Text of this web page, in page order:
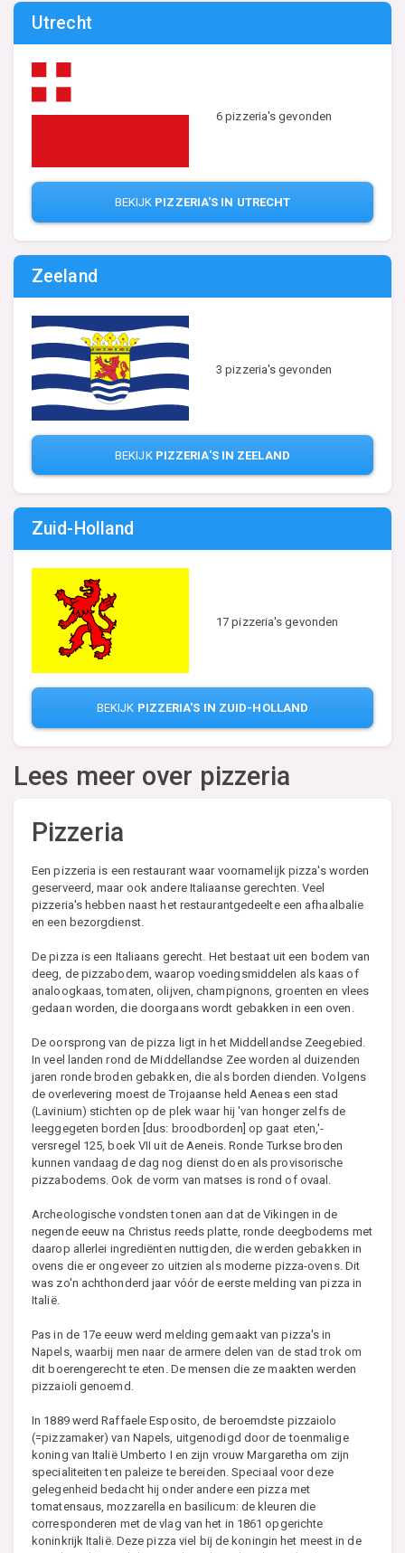
Utrecht
6 pizzeria's gevonden
BEKIJK PIZZERIA'S IN UTRECHT
Zeeland
3 pizzeria's gevonden
BEKIJK PIZZERIA'S IN ZEELAND
Zuid-Holland
17 pizzeria's gevonden
BEKIJK PIZZERIA'S IN ZUID-HOLLAND
Lees meer over pizzeria
Pizzeria
Een pizzeria is een restaurant waar voornamelijk pizza's worden
geserveerd, maar ook andere Italiaanse gerechten. Veel
pizzeria's hebben naast het restaurantgedeelte een afhaalbalie
en een bezorgdienst.
De pizza is een Italiaans gerecht. Het bestaat uit een bodem van
deeg, de pizzabodem, waarop voedingsmiddelen als kaas of
analoogkaas, tomaten, olijven, champignons, groenten en vlees
gedaan worden, die doorgaans wordt gebakken in een oven.
De oorsprong van de pizza ligt in het Middellandse Zeegebied.
In veel landen rond de Middellandse Zee worden al duizenden
jaren ronde broden gebakken, die als borden dienden. Volgens
de overlevering moest de Trojaanse held Aeneas een stad
(Lavinium) stichten op de plek waar hij 'van honger zelfs de
leeggegeten borden [dus: broodborden] op gaat eten,'-
versregel 125, boek VII uit de Aeneis. Ronde Turkse broden
kunnen vandaag de dag nog dienst doen als provisorische
pizzabodems. Ook de vorm van matses is rond of ovaal.
Archeologische vondsten tonen aan dat de Vikingen in de
negende eeuw na Christus reeds platte, ronde deegbodems met
daarop allerlei ingrediënten nuttigden, die werden gebakken in
ovens die er ongeveer zo uitzien als moderne pizza-ovens. Dit
was zo'n achthonderd jaar vóór de eerste melding van pizza in
Italië.
Pas in de 17e eeuw werd melding gemaakt van pizza's in
Napels, waarbij men naar de armere delen van de stad trok om
dit boerengerecht te eten. De mensen die ze maakten werden
pizzaioli genoemd.
In 1889 werd Raffaele Esposito, de beroemdste pizzaiolo
(=pizzamaker) van Napels, uitgenodigd door de toenmalige
koning van Italië Umberto I en zijn vrouw Margaretha om zijn
specialiteiten ten paleize te bereiden. Speciaal voor deze
gelegenheid bedacht hij onder andere een pizza met
tomatensaus, mozzarella en basilicum: de kleuren die
corresponderen met de vlag van het in 1861 opgerichte
koninkrijk Italië. Deze pizza viel bij de koningin het meest in de